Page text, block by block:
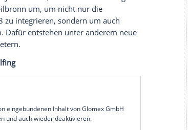
, östlich vonBerlin, sollen ab 2021 das
gefertigt werden. 7.000 bis 10.000 neue
neue Tesla-Werk ist längst nicht das
werden. Es gibt schon heute
neue hinzu.
Quattro und dessen Sportback-Ablager,
. 2020 folgt das nächste elektrisch